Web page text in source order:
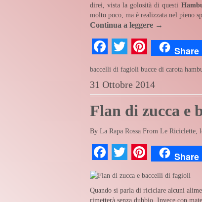
direi, vista la golosità di questi
molto poco, ma è realizzata nel pieno
Continua a leggere →
Facebook
TwitterPinterest
Share
baccelli di fagioli bucce di carota
31 Ottobre 2014
Flan di zucca e
By La Rapa Rossa From Le Riciclette,
Facebook
TwitterPinterest
Share
Quando si parla di riciclare alcuni
rimetterà senza dubbio. Invece con